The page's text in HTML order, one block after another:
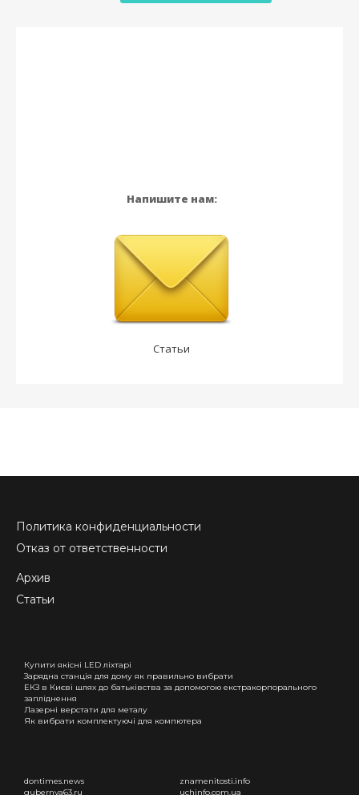
Напишите нам:
Статьи
Политика конфиденциальности
Отказ от ответственности
Архив
Статьи
Купити якісні LED ліхтарі
Зарядна станція для дому як правильно вибрати
ЕКЗ в Києві шлях до батьківства за допомогою екстракорпорального
запліднення
Лазерні верстати для металу
Як вибрати комплектуючі для компютера
dontimes.news
gubernya63.ru
znamenitosti.info
uchinfo.com.ua